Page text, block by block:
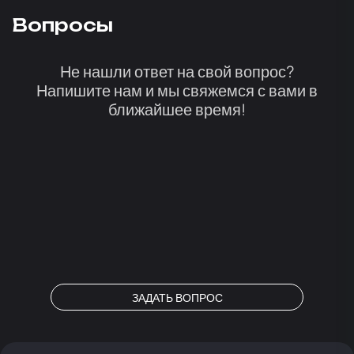
Вопросы
Не нашли ответ на свой вопрос?
Напишите нам и мы свяжемся с вами в
ближайшее время!
ЗАДАТЬ ВОПРОС